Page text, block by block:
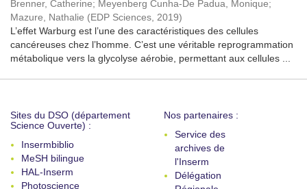
Brenner, Catherine; Meyenberg Cunha-De Padua, Monique;
Mazure, Nathalie (EDP Sciences, 2019)
L’effet Warburg est l’une des caractéristiques des cellules
cancéreuses chez l’homme. C’est une véritable reprogrammation
métabolique vers la glycolyse aérobie, permettant aux cellules ...
Sites du DSO (département
Science Ouverte) :
Insermbiblio
MeSH bilingue
HAL-Inserm
Photoscience
Nos partenaires :
Service des
archives de
l'Inserm
Délégation